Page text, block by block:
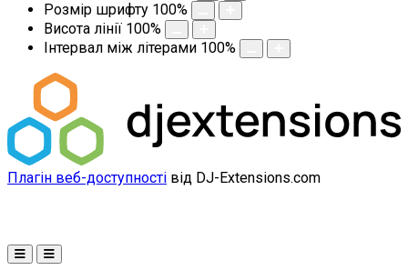
Розмір шрифту 100%
Висота лінії 100%
Інтервал між літерами 100%
Плагін веб-доступності від DJ-Extensions.com